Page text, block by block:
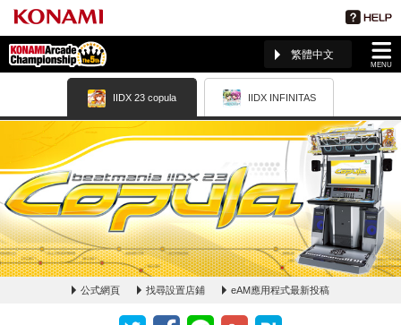
MENU
繁體中文
IIDX 23 copula IIDX INFINITAS
公式網頁 找尋設置店鋪 eAM應用程式最新投稿